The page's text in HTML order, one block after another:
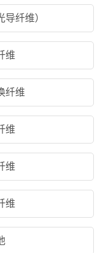
导纤维）
维
纤维
维
维
维